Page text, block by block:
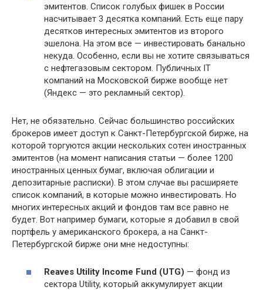
эмитентов. Список голубых фишек в России
насчитывает 3 десятка компаний. Есть еще пару
десятков интересных эмитентов из второго
эшелона. На этом все — инвестировать банально
некуда. Особенно, если вы не хотите связываться
с нефтегазовым сектором. Публичных IT
компаний на Московской бирже вообще нет
(Яндекс — это рекламный сектор).
Нет, не обязательно. Сейчас большинство российских
брокеров имеет доступ к Санкт-Петербургской бирже, на
которой торгуются акции нескольких сотен иностранных
эмитентов (на момент написания статьи — более 1200
иностранных ценных бумаг, включая облигации и
депозитарные расписки). В этом случае вы расширяете
список компаний, в которые можно инвестировать. Но
многих интересных акций и фондов там все равно не
будет. Вот например бумаги, которые я добавил в свой
портфель у американского брокера, а на Санкт-
Петербургской бирже они мне недоступны:
Reaves Utility Income Fund (UTG) — фонд из
сектора Utility, который аккумулирует акции